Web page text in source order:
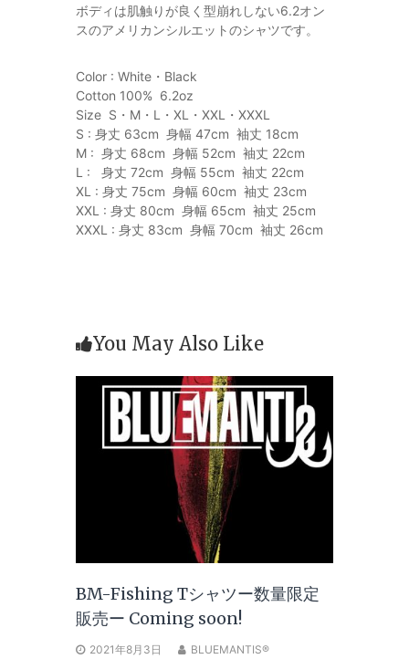
ボディは肌触りが良く型崩れしない6.2オン
スのアメリカンシルエットのシャツです。
Color : White・Black
Cotton 100% 6.2oz
Size S・M・L・XL・XXL・XXXL
S : 身丈 63cm 身幅 47cm 袖丈 18cm
M : 身丈 68cm 身幅 52cm 袖丈 22cm
L : 身丈 72cm 身幅 55cm 袖丈 22cm
XL : 身丈 75cm 身幅 60cm 袖丈 23cm
XXL : 身丈 80cm 身幅 65cm 袖丈 25cm
XXXL : 身丈 83cm 身幅 70cm 袖丈 26cm
You May Also Like
BM-Fishing Tシャツー数量限定
販売ー Coming soon!
2021年8月3日 BLUEMANTIS®